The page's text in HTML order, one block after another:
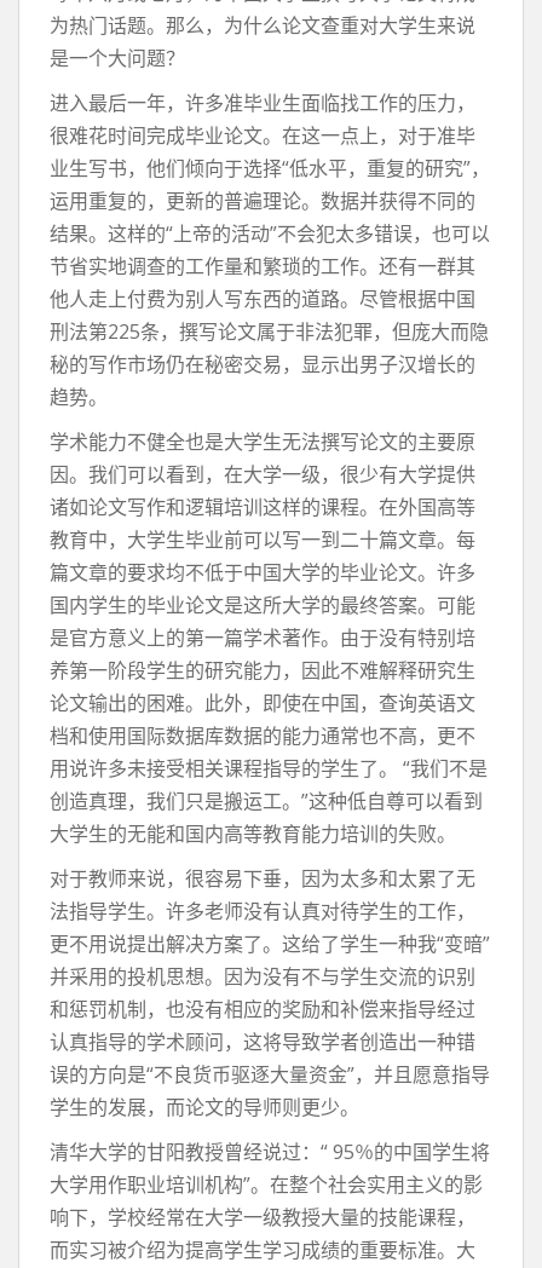
为热门话题。那么，为什么论文查重对大学生来说
是一个大问题？
进入最后一年，许多准毕业生面临找工作的压力，
很难花时间完成毕业论文。在这一点上，对于准毕
业生写书，他们倾向于选择“低水平，重复的研究”，
运用重复的，更新的普遍理论。数据并获得不同的
结果。这样的“上帝的活动”不会犯太多错误，也可以
节省实地调查的工作量和繁琐的工作。还有一群其
他人走上付费为别人写东西的道路。尽管根据中国
刑法第225条，撰写论文属于非法犯罪，但庞大而隐
秘的写作市场仍在秘密交易，显示出男子汉增长的
趋势。
学术能力不健全也是大学生无法撰写论文的主要原
因。我们可以看到，在大学一级，很少有大学提供
诸如论文写作和逻辑培训这样的课程。在外国高等
教育中，大学生毕业前可以写一到二十篇文章。每
篇文章的要求均不低于中国大学的毕业论文。许多
国内学生的毕业论文是这所大学的最终答案。可能
是官方意义上的第一篇学术著作。由于没有特别培
养第一阶段学生的研究能力，因此不难解释研究生
论文输出的困难。此外，即使在中国，查询英语文
档和使用国际数据库数据的能力通常也不高，更不
用说许多未接受相关课程指导的学生了。 “我们不是
创造真理，我们只是搬运工。”这种低自尊可以看到
大学生的无能和国内高等教育能力培训的失败。
对于教师来说，很容易下垂，因为太多和太累了无
法指导学生。许多老师没有认真对待学生的工作，
更不用说提出解决方案了。这给了学生一种我“变暗”
并采用的投机思想。因为没有不与学生交流的识别
和惩罚机制，也没有相应的奖励和补偿来指导经过
认真指导的学术顾问，这将导致学者创造出一种错
误的方向是“不良货币驱逐大量资金”，并且愿意指导
学生的发展，而论文的导师则更少。
清华大学的甘阳教授曾经说过：“ 95％的中国学生将
大学用作职业培训机构”。在整个社会实用主义的影
响下，学校经常在大学一级教授大量的技能课程，
而实习被介绍为提高学生学习成绩的重要标准。大